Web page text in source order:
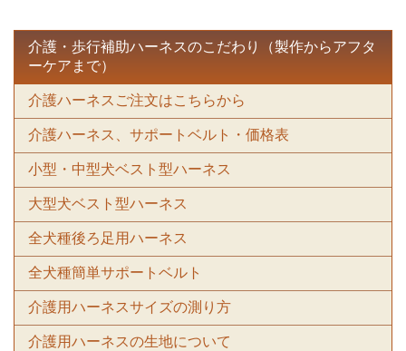
介護・歩行補助ハーネスのこだわり（製作からアフタ
ーケアまで）
介護ハーネスご注文はこちらから
介護ハーネス、サポートベルト・価格表
小型・中型犬ベスト型ハーネス
大型犬ベスト型ハーネス
全犬種後ろ足用ハーネス
全犬種簡単サポートベルト
介護用ハーネスサイズの測り方
介護用ハーネスの生地について